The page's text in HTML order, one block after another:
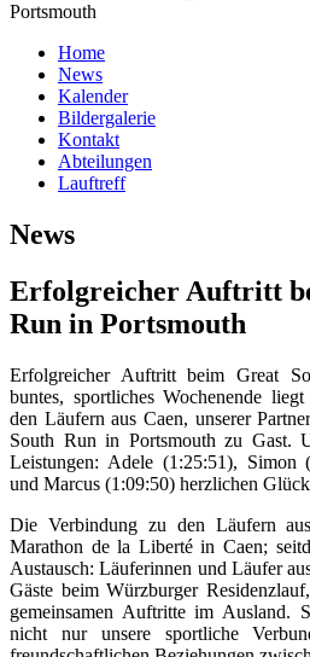
Portsmouth
Home
News
Kalender
Bildergalerie
Kontakt
Abteilungen
Lauftreff
News
Erfolgreicher Auftritt
Run in Portsmouth
Erfolgreicher Auftritt beim Great
buntes, sportliches Wochenende
den Läufern aus Caen, unserer
South Run in Portsmouth zu Gast.
Leistungen: Adele (1:25:51), Simon
und Marcus (1:09:50) herzlichen
Die Verbindung zu den Läufern
Marathon de la Liberté in Caen;
Austausch: Läuferinnen und Läufer
Gäste beim Würzburger
gemeinsamen Auftritte im Ausland.
nicht nur unsere sportliche